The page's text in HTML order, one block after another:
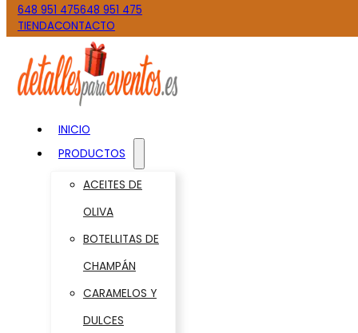
648 951 475648 951 475
TIENDACONTACTO
INICIO
PRODUCTOS
ACEITES DE
OLIVA
BOTELLITAS DE
CHAMPÁN
CARAMELOS Y
DULCES